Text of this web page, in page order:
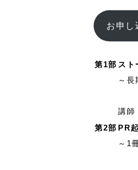
お申し
第1部 スト
～
講師
第2部 PR
～1